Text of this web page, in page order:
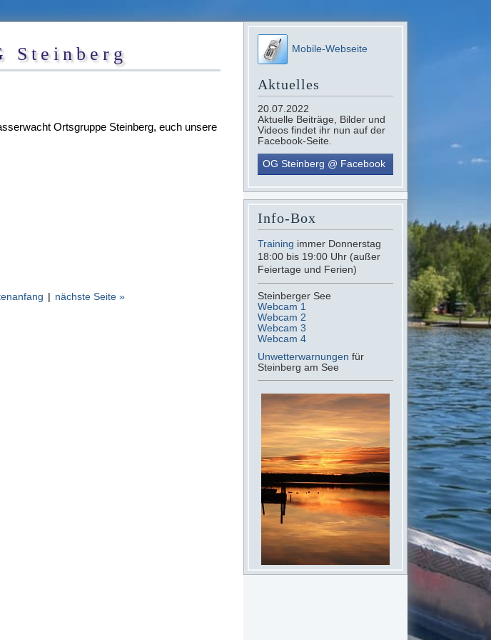
Steinberg
Ortsgruppe Steinberg, euch unsere
| nächste Seite »
Mobile-Webseite
Aktuelles
20.07.2022
Aktuelle Beiträge, Bilder und
Videos findet ihr nun auf der
Facebook-Seite.
OG Steinberg @ Facebook
Info-Box
Training immer Donnerstag
18:00 bis 19:00 Uhr (außer
Feiertage und Ferien)
Steinberger See
Webcam 1
Webcam 2
Webcam 3
Webcam 4
Unwetterwarnungen für
Steinberg am See